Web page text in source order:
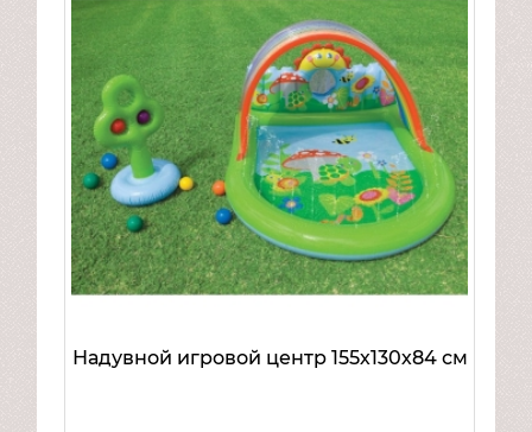
Надувной игровой центр 155х130х84 см